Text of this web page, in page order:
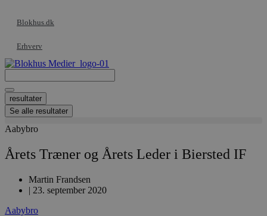
Blokhus.dk
Erhverv
...
resultater
Se alle resultater
Aabybro
Årets Træner og Årets Leder i Biersted IF
Martin Frandsen
| 23. september 2020
Aabybro